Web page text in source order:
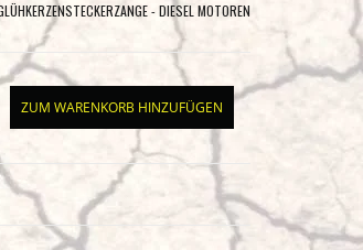
verfügbare
die
Eingabetaste,
- DIESEL MOTOREN
ZUM WARENKORB HINZUFÜGEN